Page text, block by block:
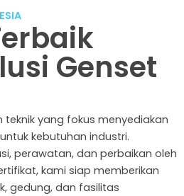
Genset
yang fokus menyediakan
kebutuhan industri.
perawatan, dan perbaikan oleh
kami siap memberikan
gedung, dan fasilitas